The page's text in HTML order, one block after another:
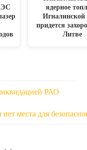
ядерное
придется
Литве
РАО
места для